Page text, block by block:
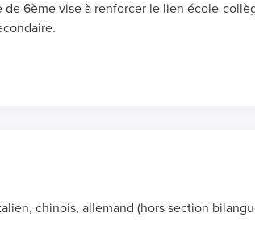
6ème vise à renforcer le lien école-
chinois, allemand (hors section